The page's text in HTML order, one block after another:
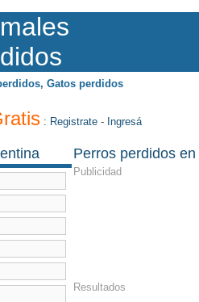
Gatos perdidos
: Registrate - Ingresá
Perros perdidos
Publicidad
Resultados